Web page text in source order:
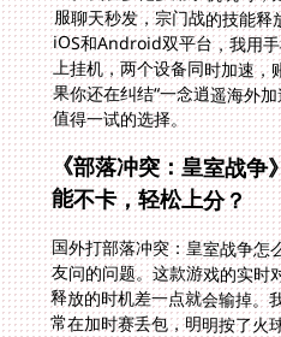
值得一试的选择。
《部落冲突：皇室战争
能不卡，轻松上分？
国外打部落冲突：皇室战争怎
友问的问题。这款游戏的实时
释放的时机差一点就会输掉。
常在加时赛丢包，明明按了火